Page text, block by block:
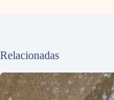
Relacionadas